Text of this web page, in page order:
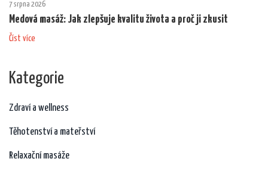
7 srpna 2026
Medová masáž: Jak zlepšuje kvalitu života a proč ji zkusit
Číst více
Kategorie
Zdraví a wellness
Těhotenství a mateřství
Relaxační masáže